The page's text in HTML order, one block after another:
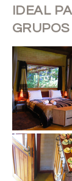
IDEAL
GRUPOS